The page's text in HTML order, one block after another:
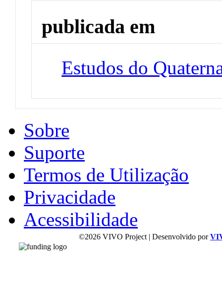
publicada em
Estudos do
Sobre
Suporte
Termos de Utilização
Privacidade
Acessibilidade
©2026 VIVO Project | Desenvolvido por